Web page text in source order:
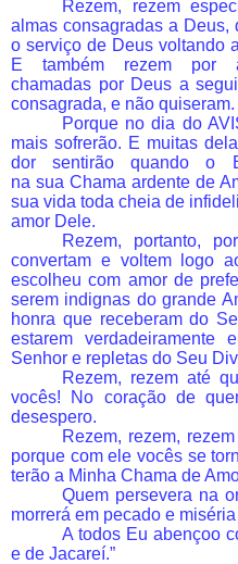
Rezem, rezem
almas consagradas a Deus,
o serviço de Deus voltando
E também rezem por
chamadas por Deus a
consagrada, e não quiseram.
Porque no dia do
mais sofrerão. E muitas
dor sentirão quando o
na sua Chama ardente de
sua vida toda cheia de
amor Dele.
Rezem, portanto,
convertam e voltem logo
escolheu com amor de
serem indignas do grande
honra que receberam do
estarem verdadeiramente
Senhor e repletas do Seu
Rezem, rezem até
vocês! No coração de
desespero.
Rezem, rezem,
porque com ele vocês se
terão a Minha Chama de
Quem persevera na
morrerá em pecado e
A todos Eu abençoo
e de Jacareí.”